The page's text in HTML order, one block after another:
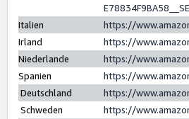
Italien
https://
Irland
https://
Niederlande
https://
Spanien
https://
Deutschland
https://
Schweden
https://